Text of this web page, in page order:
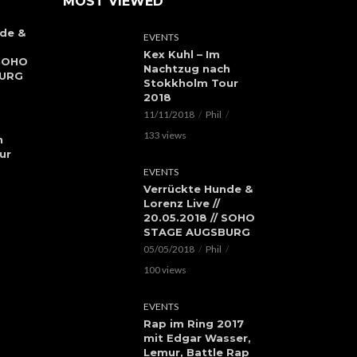
&
EVENTS
Kex Kuhl – Im
Nachtzug nach
Stokkholm Tour
2018
11/11/2018
Phil
133 views
EVENTS
Verrückte Hunde &
Lorenz Live //
20.05.2018 // SOHO
STAGE AUGSBURG
05/05/2018
Phil
100 views
EVENTS
Rap im Ring 2017
mit Edgar Wasser,
Lemur, Battle Rap